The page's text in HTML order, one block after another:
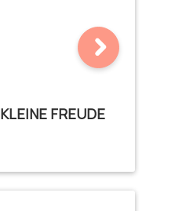
FREUDE
von 0 von 5 Sternen